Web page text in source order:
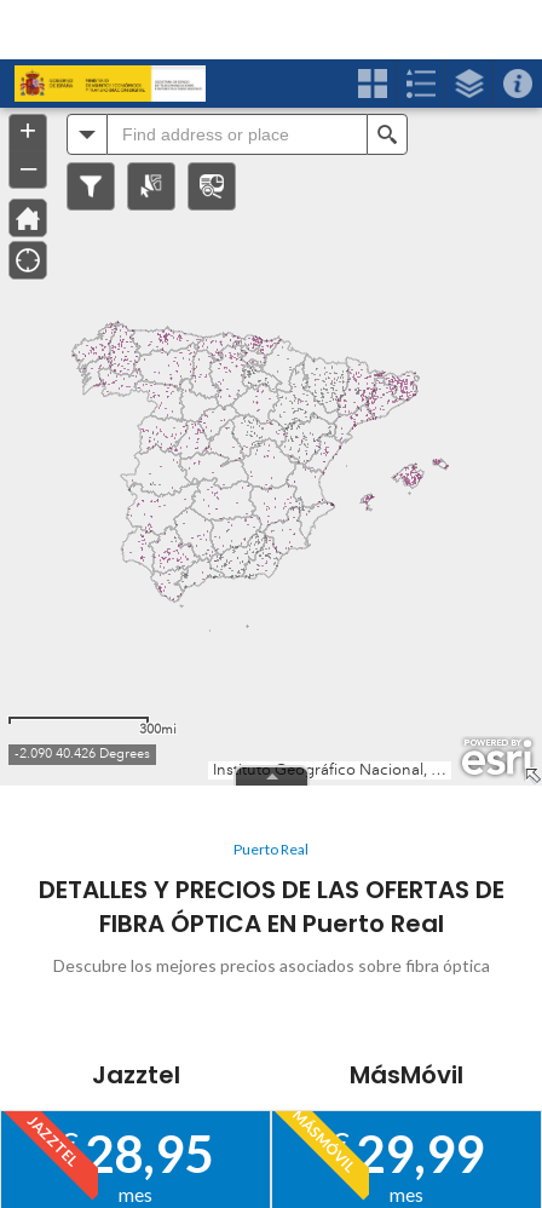
Puerto Real
DETALLES Y PRECIOS DE LAS OFERTAS DE
FIBRA ÓPTICA EN Puerto Real
Descubre los mejores precios asociados sobre fibra óptica
Jazztel
JAZZTEL
€28,95
mes
MásMóvil
MÁSMÓVIL
€29,99
mes